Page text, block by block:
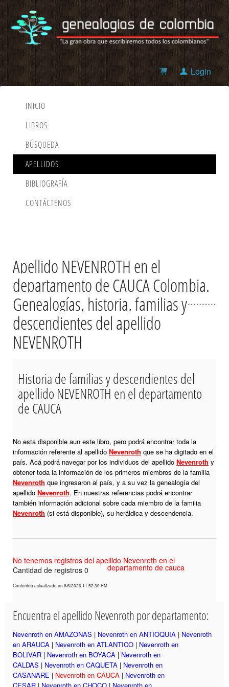
Login
INICIO
LIBROS
BÚSQUEDA
APELLIDOS
BIBLIOGRAFÍA
CONTÁCTENOS
Apellido NEVENROTH en el
departamento de CAUCA Colombia.
Genealogías, historia, familias y
descendientes del apellido
NEVENROTH
Historia de familias y descendientes del
apellido NEVENROTH en el departamento
de CAUCA
No esta disponible aun este libro, pero podrá encontrar toda la
información referente al apellido Nevenroth que se ha digitado en el
país. Acá podrá navegar por los individuos del apellido Nevenroth y
obtener toda la información de los primeros miembros de la familia
Nevenroth que ingresaron al país, y a su vez la genealogía del
apellido Nevenroth. En nuestras referencias podrá encontrar
también información adicional sobre cada miembro de la familia
Nevenroth (si está disponible), su heráldica y descendencia.
No tenemos registros del apellido Nevenroth en el
departamento de cauca
Cantidad de registros 0
Contenido actualizado en 8/6/2026 11:52:30 PM
Encuentra el apellido Nevenroth por departamento:
Nevenroth en AMAZONAS | Nevenroth en ANTIOQUIA | Nevenroth
en ARAUCA | Nevenroth en ATLANTICO | Nevenroth en
BOLIVAR | Nevenroth en BOYACA | Nevenroth en
CALDAS | Nevenroth en CAQUETA | Nevenroth en
CASANARE | Nevenroth en CAUCA | Nevenroth en